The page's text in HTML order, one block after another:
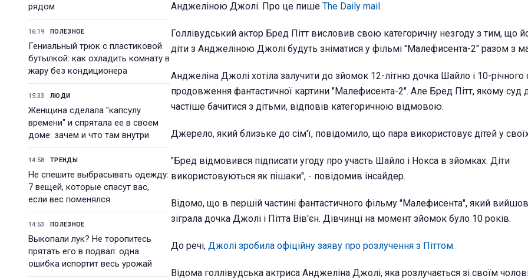
рядом
16:19 ПОЛЕЗНОЕ
Гениальный трюк с пластиковой
бутылкой: как охладить комнату в
жару без кондиционера
15:33 ЛЮДИ
Женщина сделала "капсулу
времени" и спрятала ее в своем
доме: зачем и что там внутри
14:58 ТРЕНДЫ
Не спешите выбрасывать одежду:
7 вещей, которые спасут вас,
если вес поменялся
14:53 ПОЛЕЗНОЕ
Выкопали лук? Не торопитесь
прятать его в подвал: одна
ошибка испортит весь урожай
Анджеліною Джолі. Про це пише The Daily mail.
Голлівудський актор Бред Пітт висловив свою категоричну незгоду з тим, що
діти з Анджеліною Джолі будуть зніматися у фільмі "Малефисента-2" разом з
Анджеліна Джолі хотіла залучити до зйомок 12-літню дочка Шайло і 10-річного
продовження фантастичної картини "Малефисента-2". Але Бред Пітт, якому суд
частіше бачитися з дітьми, відповів категоричною відмовою.
Джерело, який близьке до сім'ї, повідомило, що пара використовує дітей у
"Бред відмовився підписати угоду про участь Шайло і Нокса в зйомках. Діти
використовуються як пішаки", - повідомив інсайдер.
Відомо, що в першій частині фантастичного фільму "Малефисента", який
зіграла дочка Джолі і Пітта Вів'єн. Дівчинці на момент зйомок було 10 років.
До речі, Джолі зробила офіційну заяву про розлучення з Піттом.
Відома голлівудська актриса Анджеліна Джолі, яка розлучається зі своїм